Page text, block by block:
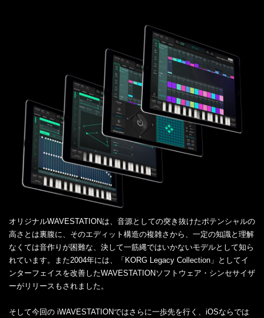
オリジナルWAVESTATIONは、音源としての突き抜けたポテンシャルの
高さとは裏腹に、そのエディット構造の複雑さから、一定の知識と理解
なくては音作りが困難な、決して一筋縄ではいかないモデルとして知ら
れています。また2004年には、「KORG Legacy Collection」としてイ
ンターフェイスを改善したWAVESTATIONソフトウェア・シンセサイザ
ーがリリースもされました。
そして今回の iWAVESTATIONではさらに一歩先を行く、iOSならでは